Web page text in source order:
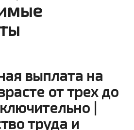
выплата на
от трех до
|
труда и